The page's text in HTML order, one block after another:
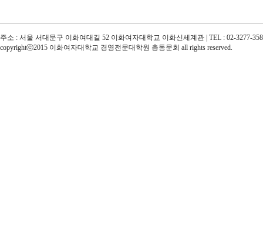
주소 : 서울 서대문구 이화여대길 52 이화여자대학교 이화신세계관 | TEL : 02-3277-
copyrightⓒ2015 이화여자대학교 경영전문대학원 총동문회 all rights reserved.